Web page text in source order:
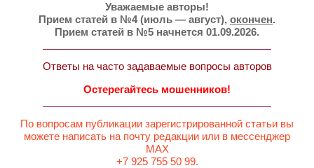
Уважаемые авторы!
Прием статей в №4 (июль — август), окончен.
Прием статей в №5 начнется 01.09.2026.
Ответы на часто задаваемые вопросы авторов
Остерегайтесь мошенников!
По вопросам публикации зарегистрированной статьи вы
можете написать на почту редакции или в мессенджер
MAX
+7 925 755 50 99.